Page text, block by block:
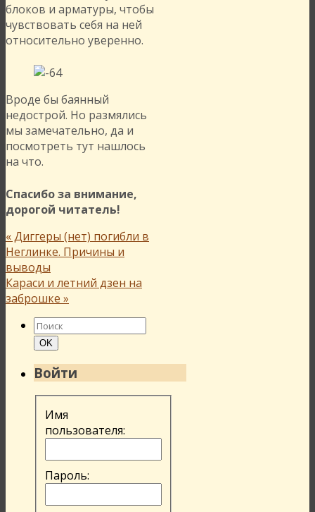
блоков и арматуры, чтобы
чувствовать себя на ней
относительно уверенно.
Вроде бы баянный
недострой. Но размялись
мы замечательно, да и
посмотреть тут нашлось
на что.
Спасибо за внимание,
дорогой читатель!
«Диггеры (нет) погибли в
Неглинке. Причины и
выводы
Караси и летний дзен на
заброшке »
Найти:
Поиск
OK
Войти
Имя
пользователя:
Пароль: